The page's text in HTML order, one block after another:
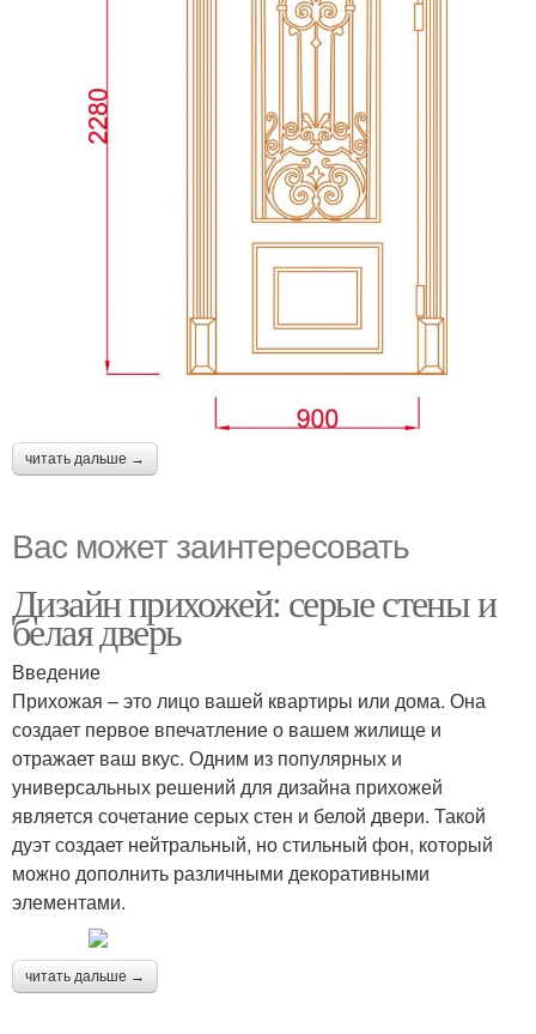
читать дальше →
Вас может заинтересовать
Дизайн прихожей: серые стены и
белая дверь
Введение
Прихожая – это лицо вашей квартиры или дома. Она
создает первое впечатление о вашем жилище и
отражает ваш вкус. Одним из популярных и
универсальных решений для дизайна прихожей
является сочетание серых стен и белой двери. Такой
дуэт создает нейтральный, но стильный фон, который
можно дополнить различными декоративными
элементами.
читать дальше →